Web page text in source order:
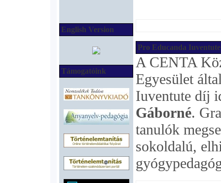
English Version
Támogatóink
Pro Educanda
A CENTA
Egyesület
Iuventute díj
Gáborné.
tanulók
sokoldalú,